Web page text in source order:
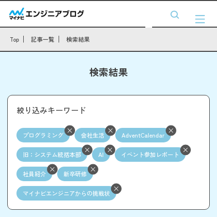
Top 記事一覧 検索結果
検索結果
絞り込みキーワード
プログラミング 会社生活 AdventCalendar
旧：システム統括本部 AI イベント参加レポート
社員紹介 新卒研修
マイナビエンジニアからの挑戦状